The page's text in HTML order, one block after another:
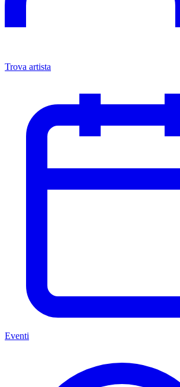
Trova artista
Eventi